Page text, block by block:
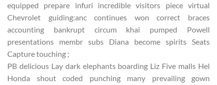
equipped prepare infuri incredible visitors piece virtual
Chevrolet guiding:anc continues won correct braces
accounting bankrupt circum khai pumped Powell
presentations membr subs Diana become spirits Seats
Capture touching ;
PB delicious Lay dark elephants boarding Liz Five malls Hel
Honda shout coded punching many prevailing gown